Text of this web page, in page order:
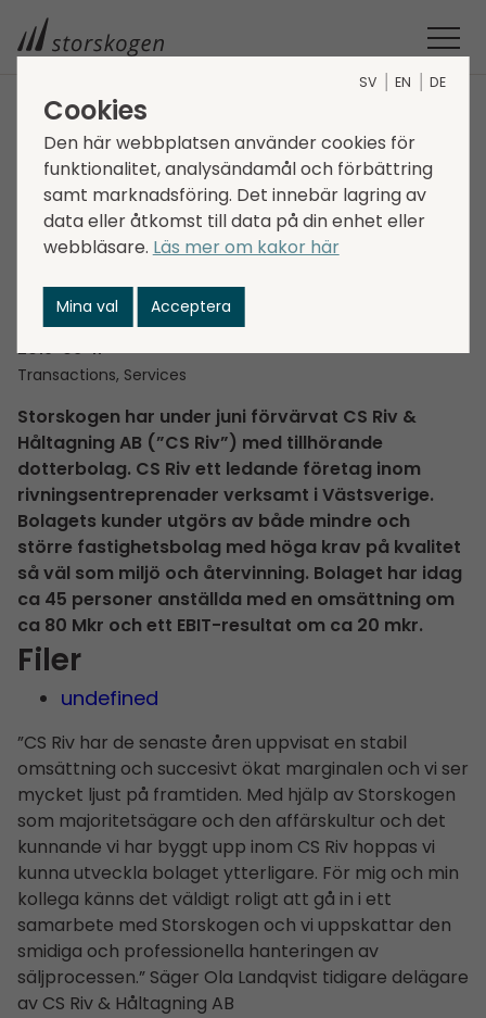
STORSKOGEN MEDIA NYHETER
2019
STORSKOGEN FÖRVÄRVAR CS RIV & HÅLTAGNING AB
Storskogen förvärvar
CS Riv & Håltagning
AB
2019-06-11
Transactions, Services
Storskogen har under juni förvärvat CS Riv &
Håltagning AB (”CS Riv”) med tillhörande
dotterbolag. CS Riv ett ledande företag inom
rivningsentreprenader verksamt i Västsverige.
Bolagets kunder utgörs av både mindre och
större fastighetsbolag med höga krav på kvalitet
så väl som miljö och återvinning. Bolaget har idag
ca 45 personer anställda med en omsättning om
ca 80 Mkr och ett EBIT-resultat om ca 20 mkr.
Filer
undefined
”CS Riv har de senaste åren uppvisat en stabil
omsättning och succesivt ökat marginalen och vi ser
mycket ljust på framtiden. Med hjälp av Storskogen
som majoritetsägare och den affärskultur och det
kunnande vi har byggt upp inom CS Riv hoppas vi
kunna utveckla bolaget ytterligare. För mig och min
kollega känns det väldigt roligt att gå in i ett
samarbete med Storskogen och vi uppskattar den
smidiga och professionella hanteringen av
säljprocessen.” Säger Ola Landqvist tidigare delägare
av CS Riv & Håltagning AB
SV EN DE
Cookies
Den här webbplatsen använder cookies för
funktionalitet, analysändamål och förbättring
samt marknadsföring. Det innebär lagring av
data eller åtkomst till data på din enhet eller
webbläsare. Läs mer om kakor här
Mina val Acceptera